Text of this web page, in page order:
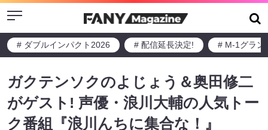
Menu
# ダブルインパクト2026 # 配信延長決定! # M-1グラン
ガクテンソクのよじょう＆奥田修二
がゲスト! 声優・浪川大輔の人気トー
ク番組『浪川んちに集合な！』